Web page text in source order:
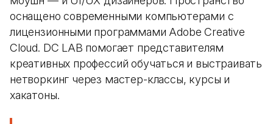
оснащено современными компьютерами с
лицензионными программами Adobe Creative
Cloud. DC LAB помогает представителям
креативных профессий обучаться и выстраивать
нетворкинг через мастер-классы, курсы и
хакатоны.